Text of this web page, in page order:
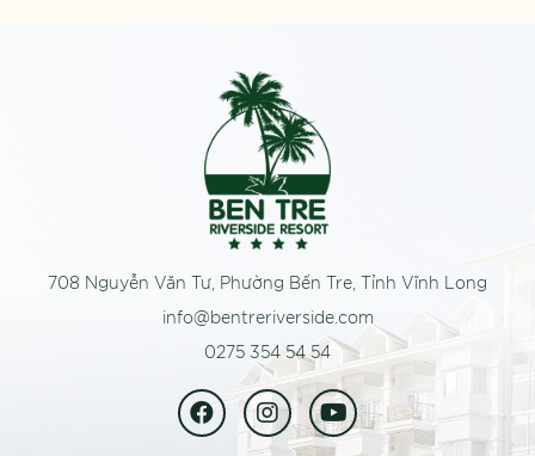
708 Nguyễn Văn Tư, Phường Bến Tre, Tỉnh Vĩnh Long
info@bentreriverside.com
0275 354 54 54